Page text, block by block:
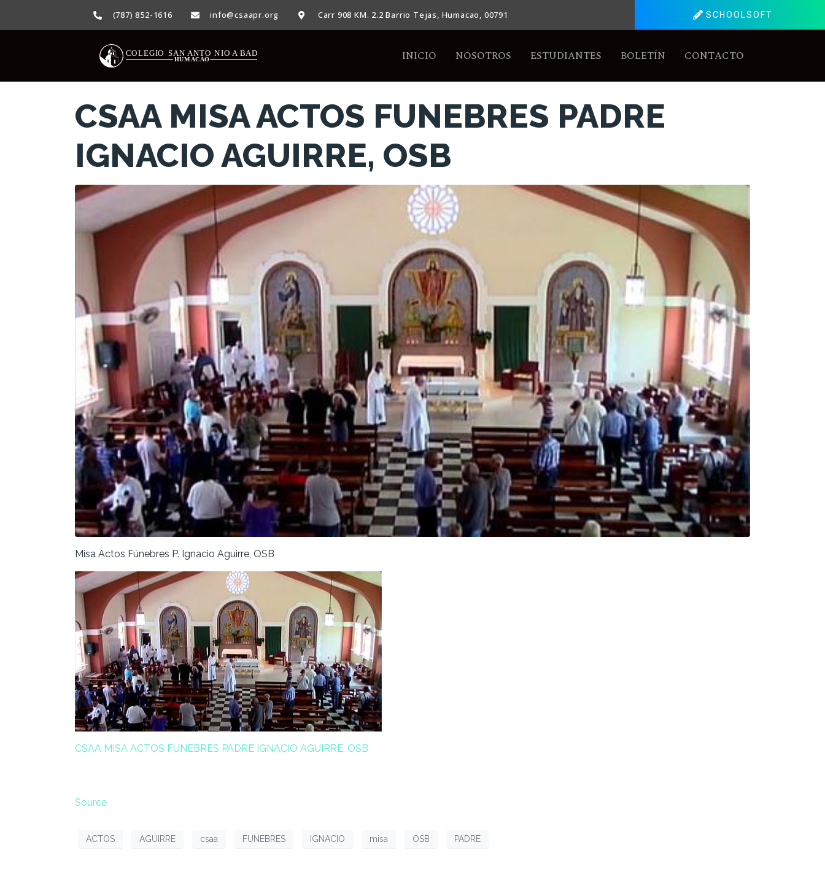
(787) 852-1616 info@csaapr.org Carr 908 KM. 2.2 Barrio Tejas, Humacao, 00791 SCHOOLSOFT
INICIO NOSOTROS ESTUDIANTES BOLETÍN CONTACTO
CSAA MISA ACTOS FUNEBRES PADRE
IGNACIO AGUIRRE, OSB
Misa Actos Fúnebres P. Ignacio Aguirre, OSB
CSAA MISA ACTOS FUNEBRES PADRE IGNACIO AGUIRRE, OSB
Source
ACTOS AGUIRRE csaa FUNEBRES IGNACIO misa OSB PADRE